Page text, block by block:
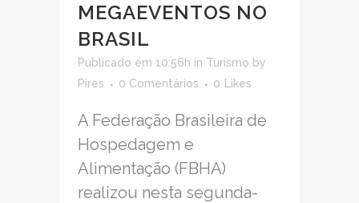
MEGAEVENTOS NO
BRASIL
Publicado em 10:56h in Turismo by
Pires
0 Comentários 0 Likes
A Federação Brasileira de
Hospedagem e
Alimentação (FBHA)
realizou nesta segunda-